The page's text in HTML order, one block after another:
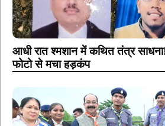
आधी रात श्मशान में कथित तंत्र
फोटो से मचा हड़कंप